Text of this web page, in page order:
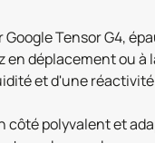
Tensor G4,
déplacement ou
et d'une
polyvalent et